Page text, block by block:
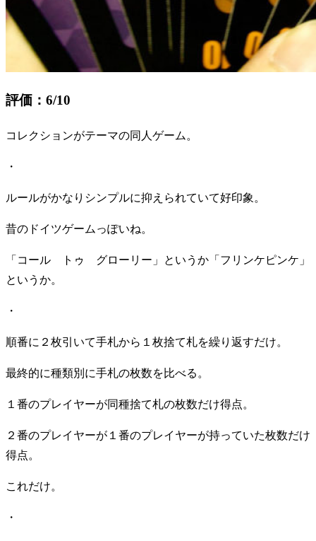
評価：6/10
コレクションがテーマの同人ゲーム。
・
ルールがかなりシンプルに抑えられていて好印象。
昔のドイツゲームっぽいね。
「コール トゥ グローリー」というか「フリンケピンケ」
というか。
・
順番に２枚引いて手札から１枚捨て札を繰り返すだけ。
最終的に種類別に手札の枚数を比べる。
１番のプレイヤーが同種捨て札の枚数だけ得点。
２番のプレイヤーが１番のプレイヤーが持っていた枚数だけ
得点。
これだけ。
・